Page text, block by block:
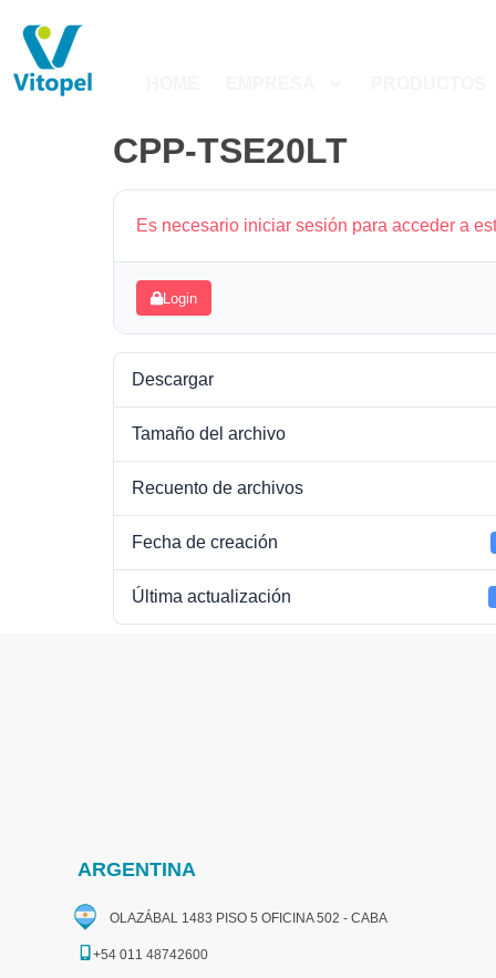
CPP-TSE20LT
Es necesario iniciar sesión para acceder a
Login
Descargar
Tamaño del archivo
Recuento de archivos
Fecha de creación
Última actualización
ARGENTINA
OLAZÁBAL 1483 PISO 5 OFICINA 502 - CABA
+54 011 48742600​